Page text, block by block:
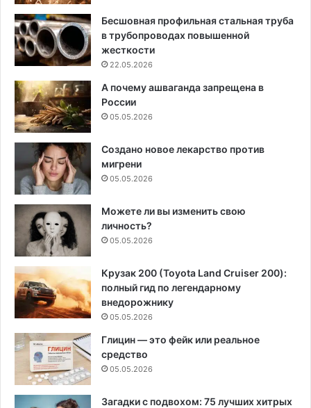
Бесшовная профильная стальная труба
в трубопроводах повышенной
жесткости
22.05.2026
А почему ашваганда запрещена в
России
05.05.2026
Создано новое лекарство против
мигрени
05.05.2026
Можете ли вы изменить свою
личность?
05.05.2026
Крузак 200 (Toyota Land Cruiser 200):
полный гид по легендарному
внедорожнику
05.05.2026
Глицин — это фейк или реальное
средство
05.05.2026
Загадки с подвохом: 75 лучших хитрых